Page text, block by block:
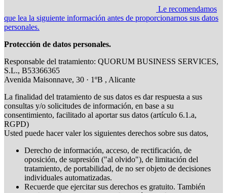
Le recomendamos
que lea la siguiente información antes de proporcionarnos sus datos
personales.
Protección de datos personales.
Responsable del tratamiento: QUORUM BUSINESS SERVICES,
S.L., B53366365
Avenida Maisonnave, 30 · 1ºB , Alicante
La finalidad del tratamiento de sus datos es dar respuesta a sus
consultas y/o solicitudes de información, en base a su
consentimiento, facilitado al aportar sus datos (artículo 6.1.a,
RGPD)
Usted puede hacer valer los siguientes derechos sobre sus datos,
Derecho de información, acceso, de rectificación, de
oposición, de supresión ("al olvido"), de limitación del
tratamiento, de portabilidad, de no ser objeto de decisiones
individuales automatizadas.
Recuerde que ejercitar sus derechos es gratuito. También